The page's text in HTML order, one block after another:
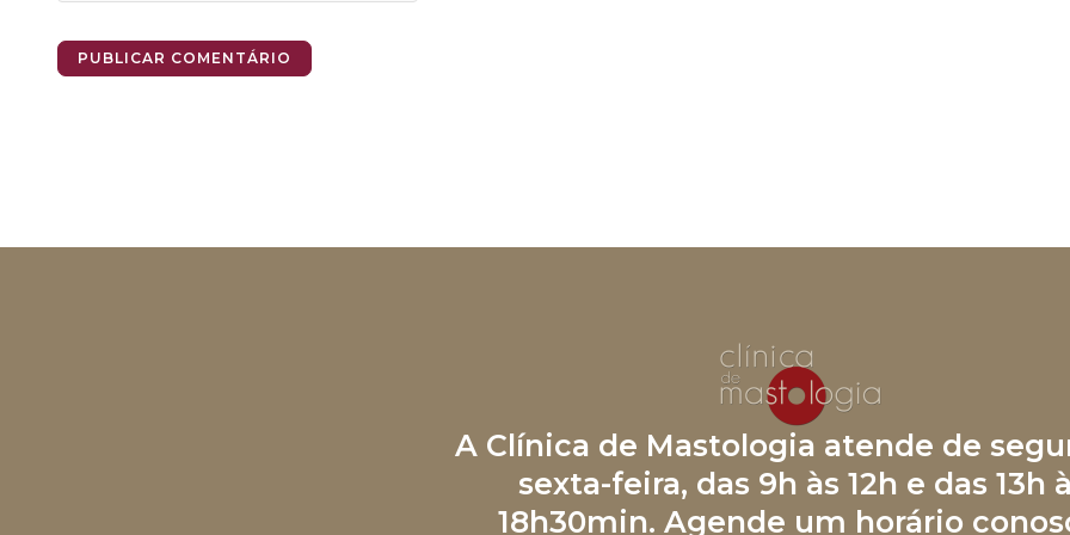
A Clínica de Mastologia atende de
sexta-feira, das 9h às 12h e das 13h
18h30min. Agende um horário